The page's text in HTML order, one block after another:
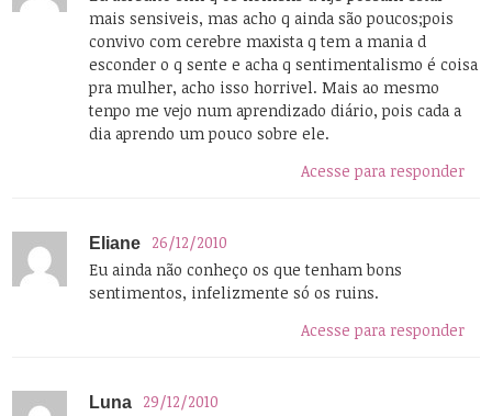
mais sensiveis, mas acho q ainda são poucos;pois
convivo com cerebre maxista q tem a mania d
esconder o q sente e acha q sentimentalismo é coisa
pra mulher, acho isso horrivel. Mais ao mesmo
tenpo me vejo num aprendizado diário, pois cada a
dia aprendo um pouco sobre ele.
Acesse para responder
Eliane
26/12/2010
Eu ainda não conheço os que tenham bons
sentimentos, infelizmente só os ruins.
Acesse para responder
Luna
29/12/2010